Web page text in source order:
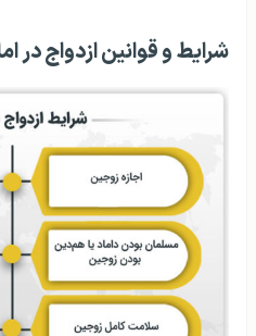
شرایط و قوانین ازدواج در